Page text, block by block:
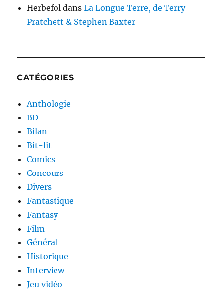
Herbefol dansLa Longue Terre, de Terry
Pratchett & Stephen Baxter
CATÉGORIES
Anthologie
BD
Bilan
Bit-lit
Comics
Concours
Divers
Fantastique
Fantasy
Film
Général
Historique
Interview
Jeu vidéo